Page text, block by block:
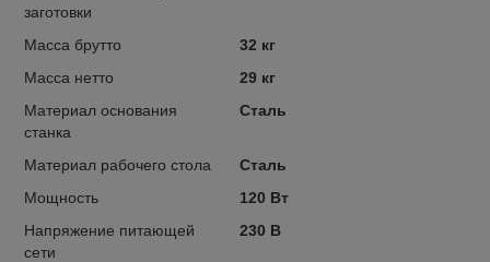
заготовки
Масса брутто
32 кг
Масса нетто
29 кг
Материал основания
станка
Сталь
Материал рабочего стола
Сталь
Мощность
120 Вт
Напряжение питающей
сети
230 В